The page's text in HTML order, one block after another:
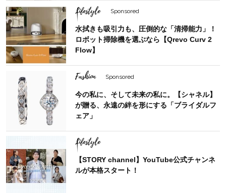
Lifestyle Sponsored
水拭きも吸引力も、圧倒的な「清掃能力」！
ロボット掃除機を選ぶなら【Qrevo Curv 2
Flow】
Fashion Sponsored
今の私に、そして未来の私に。【シャネル】
が贈る、永遠の絆を形にする「ブライダルフ
ェア」
Lifestyle
【STORY channel】YouTube公式チャンネ
ルが本格スタート！